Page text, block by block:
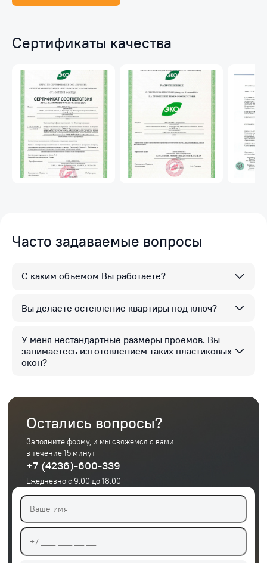
Сертификаты качества
Часто задаваемые вопросы
С каким объемом Вы работаете?
Вы делаете остекление квартиры под ключ?
У меня нестандартные размеры проемов. Вы
занимаетесь изготовлением таких пластиковых
окон?
Остались вопросы?
Заполните форму, и мы свяжемся с вами
в течение 15 минут
+7 (4236)-600-339
Ежедневно с 9:00 до 18:00